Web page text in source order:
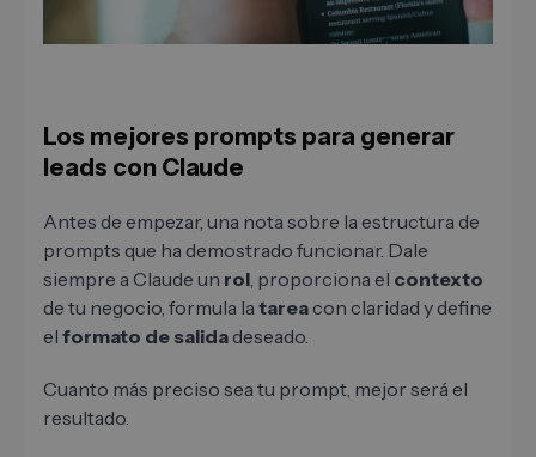
Los mejores prompts para generar
leads con Claude
Antes de empezar, una nota sobre la estructura de
prompts que ha demostrado funcionar. Dale
siempre a Claude un rol , proporciona el contexto
de tu negocio, formula la tarea con claridad y define
el formato de salida deseado.
Cuanto más preciso sea tu prompt, mejor será el
resultado.